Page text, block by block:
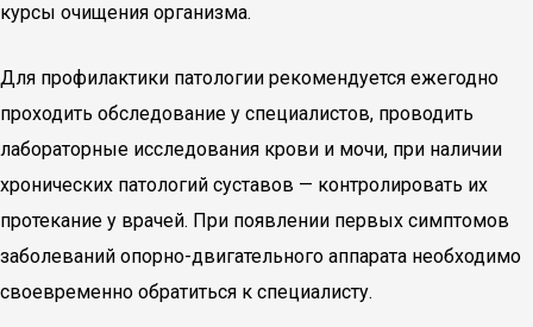
курсы очищения организма.
Для профилактики патологии рекомендуется ежегодно
проходить обследование у специалистов, проводить
лабораторные исследования крови и мочи, при наличии
хронических патологий суставов — контролировать их
протекание у врачей. При появлении первых симптомов
заболеваний опорно-двигательного аппарата необходимо
своевременно обратиться к специалисту.